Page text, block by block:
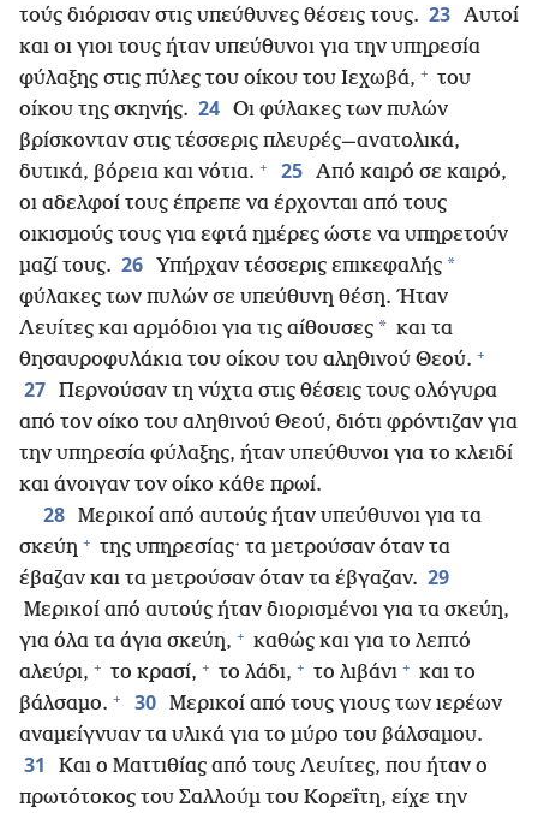
τούς διόρισαν στις υπεύθυνες θέσεις τους. 23 Αυτοί
και οι γιοι τους ήταν υπεύθυνοι για την υπηρεσία
φύλαξης στις πύλες του οίκου του Ιεχωβά, + του
οίκου της σκηνής. 24 Οι φύλακες των πυλών
βρίσκονταν στις τέσσερις πλευρές—ανατολικά,
δυτικά, βόρεια και νότια. + 25 Από καιρό σε καιρό,
οι αδελφοί τους έπρεπε να έρχονται από τους
οικισμούς τους για εφτά ημέρες ώστε να υπηρετούν
μαζί τους. 26 Υπήρχαν τέσσερις επικεφαλής *
φύλακες των πυλών σε υπεύθυνη θέση. Ήταν
Λευίτες και αρμόδιοι για τις αίθουσες * και τα
θησαυροφυλάκια του οίκου του αληθινού Θεού. +
27 Περνούσαν τη νύχτα στις θέσεις τους ολόγυρα
από τον οίκο του αληθινού Θεού, διότι φρόντιζαν για
την υπηρεσία φύλαξης, ήταν υπεύθυνοι για το κλειδί
και άνοιγαν τον οίκο κάθε πρωί.
28 Μερικοί από αυτούς ήταν υπεύθυνοι για τα
σκεύη + της υπηρεσίας· τα μετρούσαν όταν τα
έβαζαν και τα μετρούσαν όταν τα έβγαζαν. 29
Μερικοί από αυτούς ήταν διορισμένοι για τα σκεύη,
για όλα τα άγια σκεύη, + καθώς και για το λεπτό
αλεύρι, + το κρασί, + το λάδι, + το λιβάνι + και το
βάλσαμο. + 30 Μερικοί από τους γιους των ιερέων
αναμείγνυαν τα υλικά για το μύρο του βάλσαμου.
31
Και ο Ματτιθίας από τους Λευίτες, που ήταν ο
πρωτότοκος του Σαλλούμ του Κορεΐτη, είχε την